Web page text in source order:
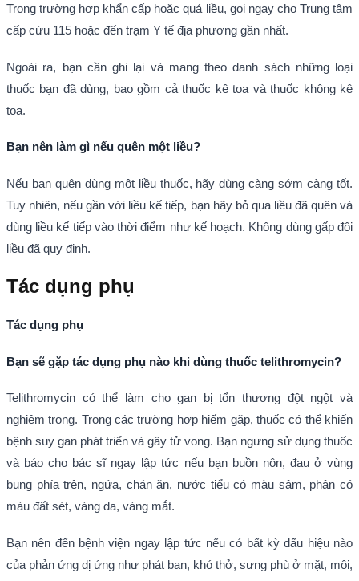
Trong trường hợp khẩn cấp hoặc quá liều, gọi ngay cho Trung tâm
cấp cứu 115 hoặc đến trạm Y tế địa phương gần nhất.
Ngoài ra, bạn cần ghi lại và mang theo danh sách những loại
thuốc bạn đã dùng, bao gồm cả thuốc kê toa và thuốc không kê
toa.
Bạn nên làm gì nếu quên một liều?
Nếu bạn quên dùng một liều thuốc, hãy dùng càng sớm càng tốt.
Tuy nhiên, nếu gần với liều kế tiếp, bạn hãy bỏ qua liều đã quên và
dùng liều kế tiếp vào thời điểm như kế hoạch. Không dùng gấp đôi
liều đã quy định.
Tác dụng phụ
Tác dụng phụ
Bạn sẽ gặp tác dụng phụ nào khi dùng thuốc telithromycin?
Telithromycin có thể làm cho gan bị tổn thương đột ngột và
nghiêm trọng. Trong các trường hợp hiếm gặp, thuốc có thể khiến
bệnh suy gan phát triển và gây tử vong. Bạn ngưng sử dụng thuốc
và báo cho bác sĩ ngay lập tức nếu bạn buồn nôn, đau ở vùng
bụng phía trên, ngứa, chán ăn, nước tiểu có màu sậm, phân có
màu đất sét, vàng da, vàng mắt.
Bạn nên đến bệnh viện ngay lập tức nếu có bất kỳ dấu hiệu nào
của phản ứng dị ứng như phát ban, khó thở, sưng phù ở mặt, môi,